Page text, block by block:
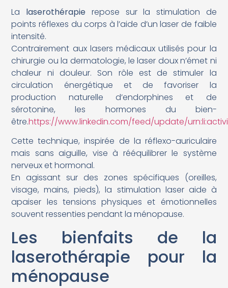
La laserothérapie repose sur la stimulation de
points réflexes du corps à l’aide d’un laser de faible
intensité.
Contrairement aux lasers médicaux utilisés pour la
chirurgie ou la dermatologie, le laser doux n’émet ni
chaleur ni douleur. Son rôle est de stimuler la
circulation énergétique et de favoriser la
production naturelle d’endorphines et de
sérotonine, les hormones du bien-
être.https://www.linkedin.com/feed/update/
Cette technique, inspirée de la réflexo-auriculaire
mais sans aiguille, vise à rééquilibrer le système
nerveux et hormonal.
En agissant sur des zones spécifiques (oreilles,
visage, mains, pieds), la stimulation laser aide à
apaiser les tensions physiques et émotionnelles
souvent ressenties pendant la ménopause.
Les bienfaits de la
laserothérapie pour la
ménopause